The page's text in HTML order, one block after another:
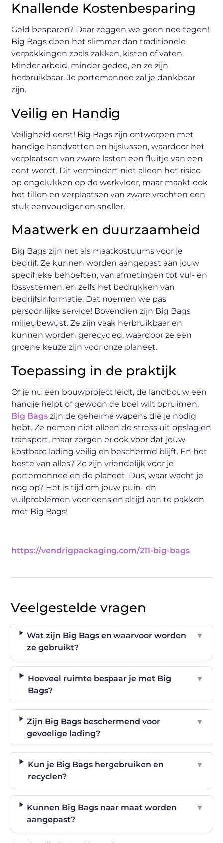
Knallende Kostenbesparing
Geld besparen? Daar zeggen we geen nee tegen!
Big Bags doen het slimmer dan traditionele
verpakkingen zoals zakken, kisten of vaten.
Minder arbeid, minder gedoe, en ze zijn
herbruikbaar. Je portemonnee zal je dankbaar
zijn.
Veilig en Handig
Veiligheid eerst! Big Bags zijn ontworpen met
handige handvatten en hijslussen, waardoor het
verplaatsen van zware lasten een fluitje van een
cent wordt. Dit vermindert niet alleen het risico
op ongelukken op de werkvloer, maar maakt ook
het tillen en verplaatsen van zware vrachten een
stuk eenvoudiger en sneller.
Maatwerk en duurzaamheid
Big Bags zijn net als maatkostuums voor je
bedrijf. Ze kunnen worden aangepast aan jouw
specifieke behoeften, van afmetingen tot vul- en
lossystemen, en zelfs het bedrukken van
bedrijfsinformatie. Dat noemen we pas
persoonlijke service! Bovendien zijn Big Bags
milieubewust. Ze zijn vaak herbruikbaar en
kunnen worden gerecycled, waardoor ze een
groene keuze zijn voor onze planeet.
Toepassing in de praktijk
Of je nu een bouwproject leidt, de landbouw een
handje helpt of gewoon de boel wilt opruimen,
Big Bags zijn de geheime wapens die je nodig
hebt. Ze nemen niet alleen de stress uit opslag en
transport, maar zorgen er ook voor dat jouw
kostbare lading veilig en beschermd blijft. En het
beste van alles? Ze zijn vriendelijk voor je
portemonnee en de planeet. Dus, waar wacht je
nog op? Het is tijd om jouw puin- en
vuilproblemen voor eens en altijd aan te pakken
met Big Bags!
https://vendrigpackaging.com/211-big-bags
Veelgestelde vragen
Wat zijn Big Bags en waarvoor worden
ze gebruikt?
▼
Hoeveel ruimte bespaar je met Big
Bags?
▼
Zijn Big Bags beschermend voor
gevoelige lading?
▼
Kun je Big Bags hergebruiken en
recyclen?
▼
Kunnen Big Bags naar maat worden
aangepast?
▼